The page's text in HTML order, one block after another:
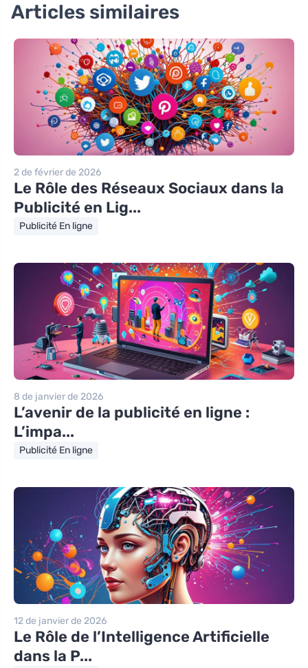
Articles similaires
2 de février de 2026
Le Rôle des Réseaux Sociaux dans la
Publicité en Lig...
Publicité En ligne
8 de janvier de 2026
L’avenir de la publicité en ligne :
L’impa...
Publicité En ligne
12 de janvier de 2026
Le Rôle de l’Intelligence Artificielle
dans la P...